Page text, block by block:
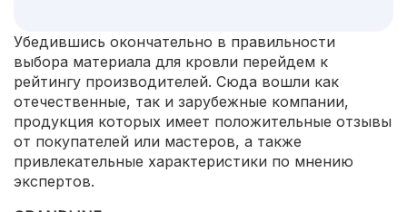
Убедившись окончательно в правильности
выбора материала для кровли перейдем к
рейтингу производителей. Сюда вошли как
отечественные, так и зарубежные компании,
продукция которых имеет положительные отзывы
от покупателей или мастеров, а также
привлекательные характеристики по мнению
экспертов.